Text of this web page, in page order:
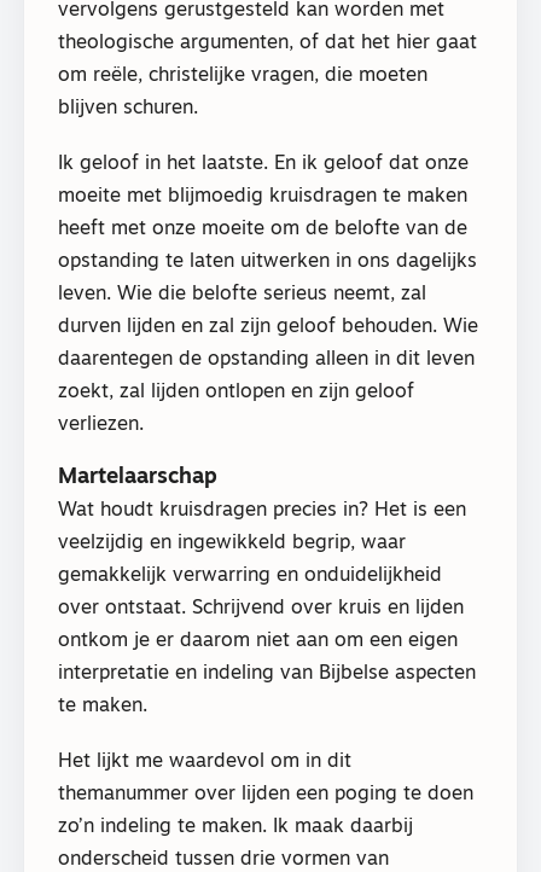
vervolgens gerustgesteld kan worden met
theologische argumenten, of dat het hier gaat
om reële, christelijke vragen, die moeten
blijven schuren.
Ik geloof in het laatste. En ik geloof dat onze
moeite met blijmoedig kruisdragen te maken
heeft met onze moeite om de belofte van de
opstanding te laten uitwerken in ons dagelijks
leven. Wie die belofte serieus neemt, zal
durven lijden en zal zijn geloof behouden. Wie
daarentegen de opstanding alleen in dit leven
zoekt, zal lijden ontlopen en zijn geloof
verliezen.
Martelaarschap
Wat houdt kruisdragen precies in? Het is een
veelzijdig en ingewikkeld begrip, waar
gemakkelijk verwarring en onduidelijkheid
over ontstaat. Schrijvend over kruis en lijden
ontkom je er daarom niet aan om een eigen
interpretatie en indeling van Bijbelse aspecten
te maken.
Het lijkt me waardevol om in dit
themanummer over lijden een poging te doen
zo’n indeling te maken. Ik maak daarbij
onderscheid tussen drie vormen van